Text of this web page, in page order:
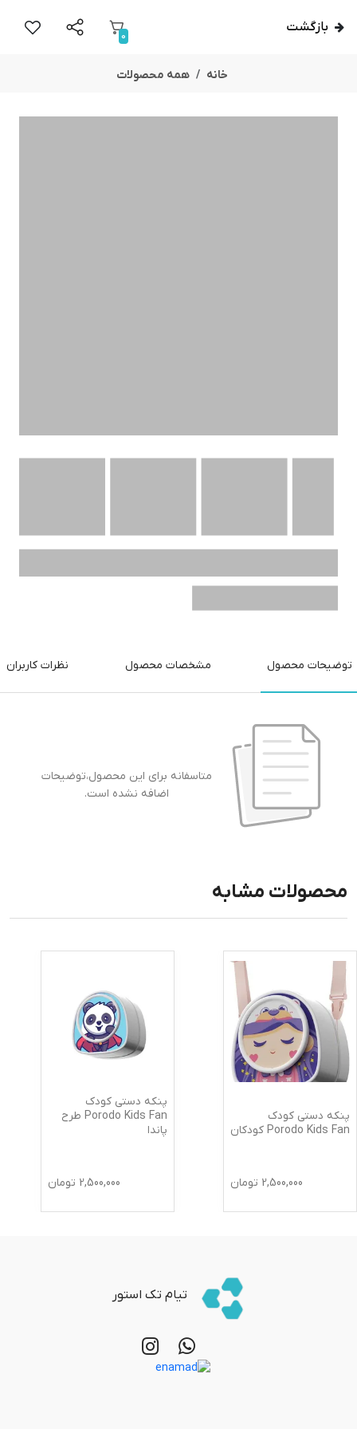
بازگشت
0
خانه همه محصولات
توضیحات محصول مشخصات محصول نظرات کاربران
متاسفانه برای این محصول،توضیحات
اضافه نشده است.
محصولات مشابه
پنکه دستی کودک
Porodo Kids Fan کودکان
2,500,000 تومان
پنکه دستی کودک
Porodo Kids Fan طرح
پاندا
2,500,000 تومان
تیام تک استور